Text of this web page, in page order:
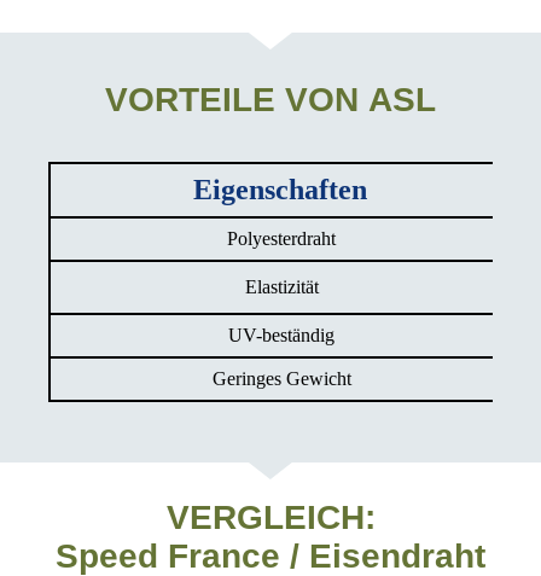
VORTEILE VON ASL
Eigenschaften
Polyesterdraht
Elastizität
UV-beständig
Geringes Gewicht
VERGLEICH:
Speed France / Eisendraht